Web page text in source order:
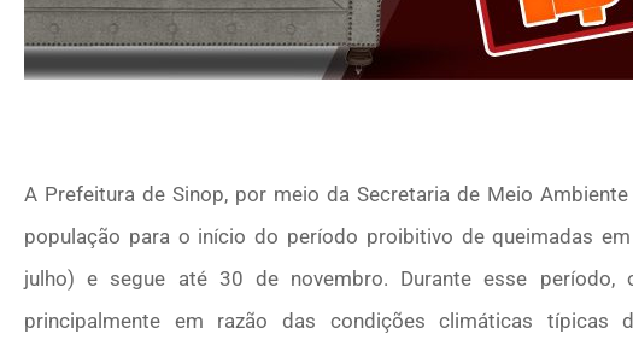
A Prefeitura de Sinop, por meio da Secretaria de Meio
população para o início do período proibitivo de queimadas
julho) e segue até 30 de novembro. Durante esse
principalmente em razão das condições climáticas típicas